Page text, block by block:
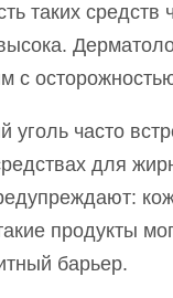
таких средств
с
уголь часто
для
продукты
барьер.